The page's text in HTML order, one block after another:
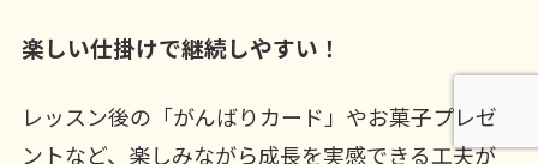
楽しい仕掛けで継続しやすい！
レッスン後の「がんばりカード」やお菓子プレゼ
ントなど、楽しみながら成長を実感できる工夫が